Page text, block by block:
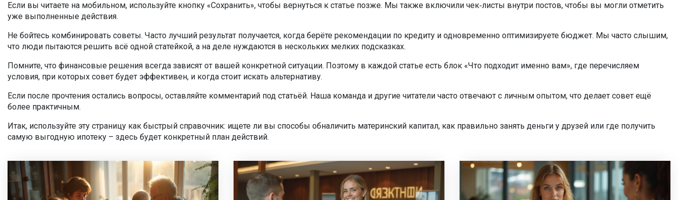
Если вы читаете на мобильном, используйте кнопку «Сохранить», чтобы вернуться к статье позже. Мы также включили чек‑листы внутри постов, чтобы вы могли отметить
уже выполненные действия.
Не бойтесь комбинировать советы. Часто лучший результат получается, когда берёте рекомендации по кредиту и одновременно оптимизируете бюджет. Мы часто слышим,
что люди пытаются решить всё одной статейкой, а на деле нуждаются в нескольких мелких подсказках.
Помните, что финансовые решения всегда зависят от вашей конкретной ситуации. Поэтому в каждой статье есть блок «Что подходит именно вам», где перечисляем
условия, при которых совет будет эффективен, и когда стоит искать альтернативу.
Если после прочтения остались вопросы, оставляйте комментарий под статьёй. Наша команда и другие читатели часто отвечают с личным опытом, что делает совет ещё
более практичным.
Итак, используйте эту страницу как быстрый справочник: ищете ли вы способы обналичить материнский капитал, как правильно занять деньги у друзей или где получить
самую выгодную ипотеку – здесь будет конкретный план действий.